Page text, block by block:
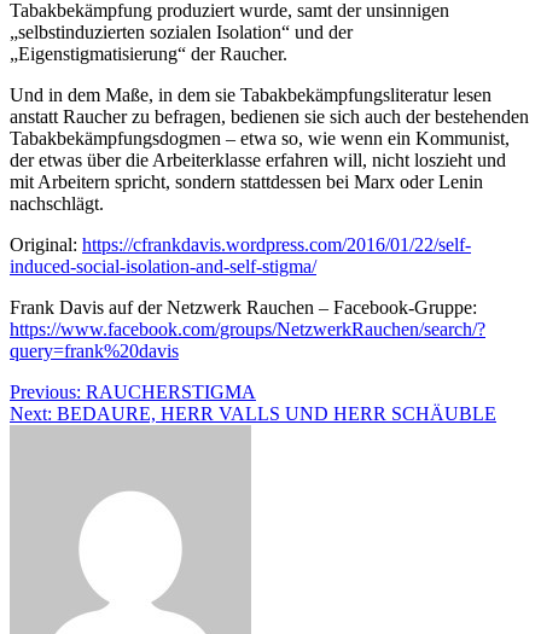
Tabakbekämpfung produziert wurde, samt der unsinnigen
„selbstinduzierten sozialen Isolation“ und der
„Eigenstigmatisierung“ der Raucher.
Und in dem Maße, in dem sie Tabakbekämpfungsliteratur lesen
anstatt Raucher zu befragen, bedienen sie sich auch der bestehenden
Tabakbekämpfungsdogmen – etwa so, wie wenn ein Kommunist,
der etwas über die Arbeiterklasse erfahren will, nicht loszieht und
mit Arbeitern spricht, sondern stattdessen bei Marx oder Lenin
nachschlägt.
Original: https://cfrankdavis.wordpress.com/2016/01/22/self-
induced-social-isolation-and-self-stigma/
Frank Davis auf der Netzwerk Rauchen – Facebook-Gruppe:
https://www.facebook.com/groups/NetzwerkRauchen/search/?
query=frank%20davis
Beitragsnavigation
Previous: RAUCHERSTIGMA
Next: BEDAURE, HERR VALLS UND HERR SCHÄUBLE